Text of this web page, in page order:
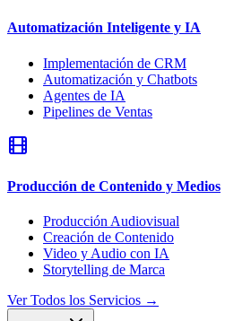
Automatización Inteligente y IA
Implementación de CRM
Automatización y Chatbots
Agentes de IA
Pipelines de Ventas
Producción de Contenido y Medios
Producción Audiovisual
Creación de Contenido
Video y Audio con IA
Storytelling de Marca
Ver Todos los Servicios →